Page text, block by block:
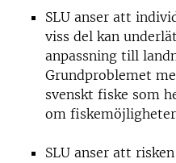
SLU anser att
viss del kan
anpassning till
Grundproblemet
svenskt fiske som
om
SLU anser att